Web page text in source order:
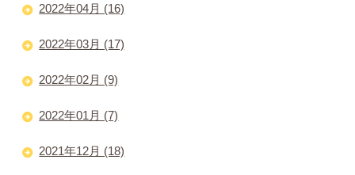
2022年04月 (16)
2022年03月 (17)
2022年02月 (9)
2022年01月 (7)
2021年12月 (18)